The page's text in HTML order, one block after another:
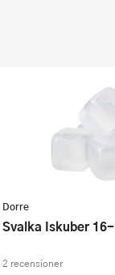
Dorre
Svalka Iskuber
2 recensioner